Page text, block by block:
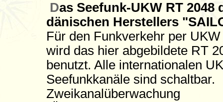
Das Seefunk-UKW RT 2048
dänischen Herstellers
Für den Funkverkehr per UKW
wird das hier abgebildete RT
benutzt. Alle internationalen
Seefunkkanäle sind schaltbar.
Zweikanalüberwachung